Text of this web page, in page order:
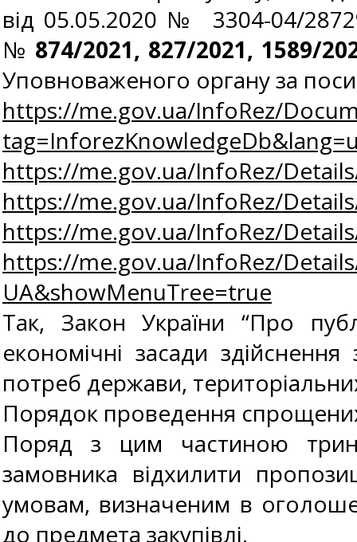
від 05.05.2020 № 3304-04/
№ 874/2021, 827/2021, 1589/
Уповноваженого органу за
https://me.gov.ua/InfoRez/
https://me.gov.ua/InfoRez/
https://me.gov.ua/InfoRez/
https://me.gov.ua/InfoRez/
https://me.gov.ua/InfoRez/
UA&showMenuTree=true
Так, Закон України “Про
економічні засади
потреб держави,
Порядок проведення
Поряд з цим частиною
замовника відхилити
умовам, визначеним в
до предмета закупівлі.